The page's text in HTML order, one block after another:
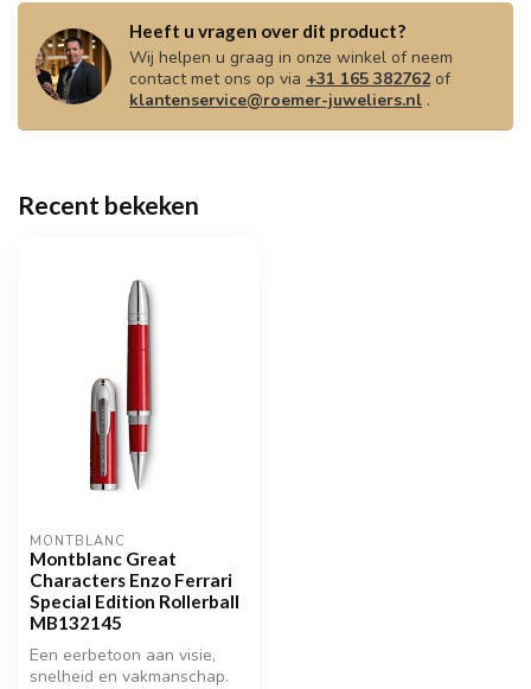
Heeft u vragen over dit product?
Wij helpen u graag in onze winkel of neem
contact met ons op via +31 165 382762of
klantenservice@roemer-juweliers.nl .
Recent bekeken
MONTBLANC
Montblanc Great
Characters Enzo Ferrari
Special Edition Rollerball
MB132145
Een eerbetoon aan visie,
snelheid en vakmanschap.